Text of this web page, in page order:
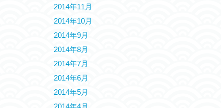
2014年11月
2014年10月
2014年9月
2014年8月
2014年7月
2014年6月
2014年5月
2014年4月